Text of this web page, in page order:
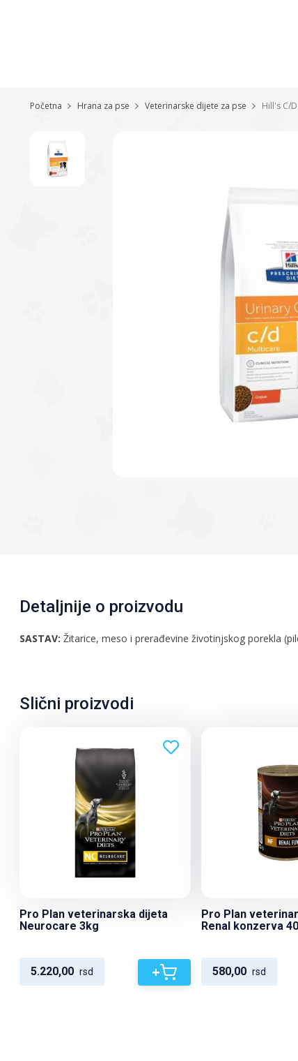
Početna Hrana za pse Veterinarske dijete za pse Hill's C/
Detaljnije o proizvodu
SASTAV: Žitarice, meso i prerađevine životinjskog porekla
Slični proizvodi
Pro Plan veterinarska dijeta
Neurocare 3kg
5.220,00 rsd +
Pro Plan
Renal konzerva
580,00 rsd